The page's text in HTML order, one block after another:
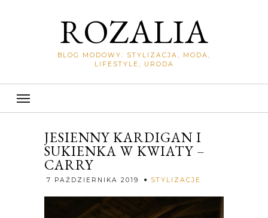
ROZALIA
BLOG MODOWY: STYLIZACJA, MODA,
LIFESTYLE, URODA
JESIENNY KARDIGAN I
SUKIENKA W KWIATY –
CARRY
7 PAŹDZIERNIKA 2019 STYLIZACJE